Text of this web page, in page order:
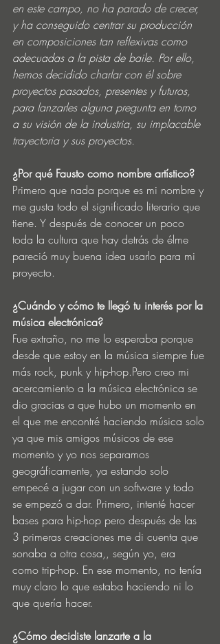
en este campo, no ha parado de crecer,
y ha conseguido centrar su producción
en composiciones tan reflexivas como
adecuadas a la pista de baile. Por ello,
hemos decidido charlar con él sobre
proyectos pasados, presentes y futuros,
para lanzarles alguna pregunta en torno
a su visión de la industria, su implacable
trayectoria y sus proyectos.
¿Por qué Fausto como nombre artístico?
Primero que nada porque es mi nombre y
me gusta todo el significado literario que
tiene. Y después de conocer un poco
toda la cultura que hay detrás de élme
pareció muy buena idea usarlo para mi
proyecto.
¿Cuándo y cómo te llegó tu interés por la
música electrónica?
Fue extraño, no me lo esperaba porque
desde que estoy en la música siempre fue
más rock, punk y hip-hop.Pero creo mi
acercamiento a la música electrónica se
dio gracias a que hubo un momento en
el que me encontré haciendo música solo
ya que mis amigos músicos de ese
momento y yo nos separamos
geográficamente, ya estando solo
empecé a jugar con un software y todo
se empezó a dar. Primero, intenté hacer
bases para hip-hop pero después de las
3 primeras creaciones me di cuenta que
sonaba a otra cosa,, según yo, era
como trip-hop. En ese momento, no tenía
muy claro lo que estaba haciendo ni lo
que quería hacer.
¿Cómo decidiste lanzarte a la